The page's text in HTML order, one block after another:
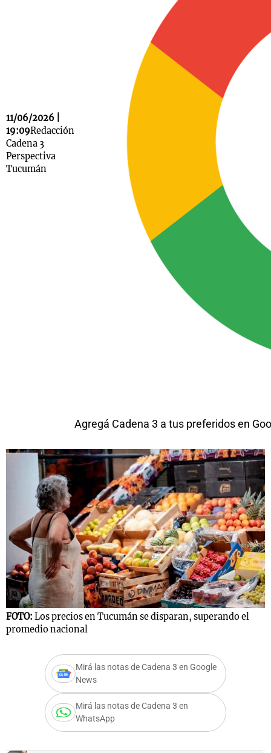
11/06/2026 |
19:09Redacción
Cadena 3
Perspectiva
Tucumán
Agregá Cadena 3 a tus preferidos en
FOTO: Los precios en Tucumán se disparan, superando el
promedio nacional
Mirá las notas de Cadena 3 en Google
News
Mirá las notas de Cadena 3 en
WhatsApp
Mundial 2026
La Sole en
Cadena 3